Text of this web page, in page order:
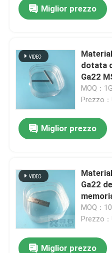
Miglior prezzo
dotata
Ga22
MOQ：1G
Prezzo：
Miglior prezzo
Ga22
MOQ：
Prezzo
Miglior prezzo